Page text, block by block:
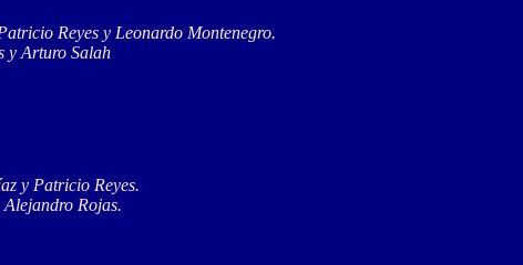
Reyes y Leonardo Montenegro.
y Arturo Salah
y Patricio Reyes.
Rojas.